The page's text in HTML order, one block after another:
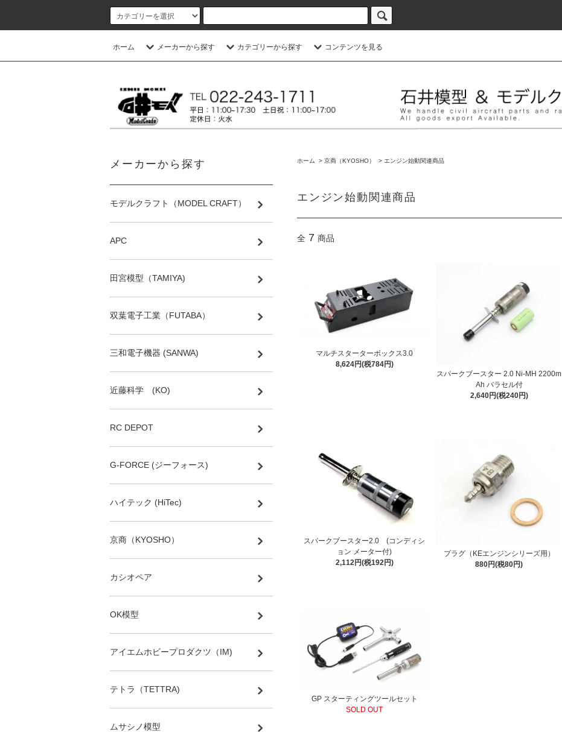
ホーム メーカーから探す カテゴリーから探す コンテンツを見る
ホーム > 京商（KYOSHO） > エンジン始動関連商品
エンジン始動関連商品
全 7 商品
マルチスターターボックス3.0
8,624円(税784円)
スパークブースター 2.0 Ni-MH 2200m
Ah バラセル付
2,640円(税240円)
スパークブースター2.0 (コンディシ
ョン メーター付)
2,112円(税192円)
プラグ（KEエンジンシリーズ用）
880円(税80円)
GP スターティングツールセット
SOLD OUT
メーカーから探す
モデルクラフト（MODEL CRAFT）
APC
田宮模型（TAMIYA)
双葉電子工業（FUTABA）
三和電子機器 (SANWA)
近藤科学 (KO)
RC DEPOT
G-FORCE (ジーフォース)
ハイテック (HiTec)
京商（KYOSHO）
カシオペア
OK模型
アイエムホビープロダクツ（IM)
テトラ（TETTRA)
ムサシノ模型